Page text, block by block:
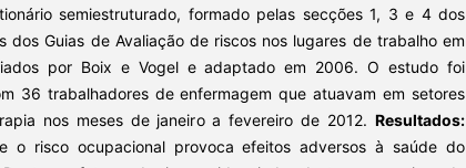
semiestruturado, formado pelas secções 1, 3 e 4 dos
dos Guias de Avaliação de riscos nos lugares de trabalho em
por Boix e Vogel e adaptado em 2006. O estudo foi
36 trabalhadores de enfermagem que atuavam em setores
nos meses de janeiro a fevereiro de 2012. Resultados:
o risco ocupacional provoca efeitos adversos à saúde do